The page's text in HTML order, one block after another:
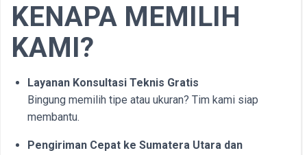
KENAPA MEMILIH
KAMI?
Layanan Konsultasi Teknis Gratis
Bingung memilih tipe atau ukuran? Tim kami siap
membantu.
Pengiriman Cepat ke Sumatera Utara dan